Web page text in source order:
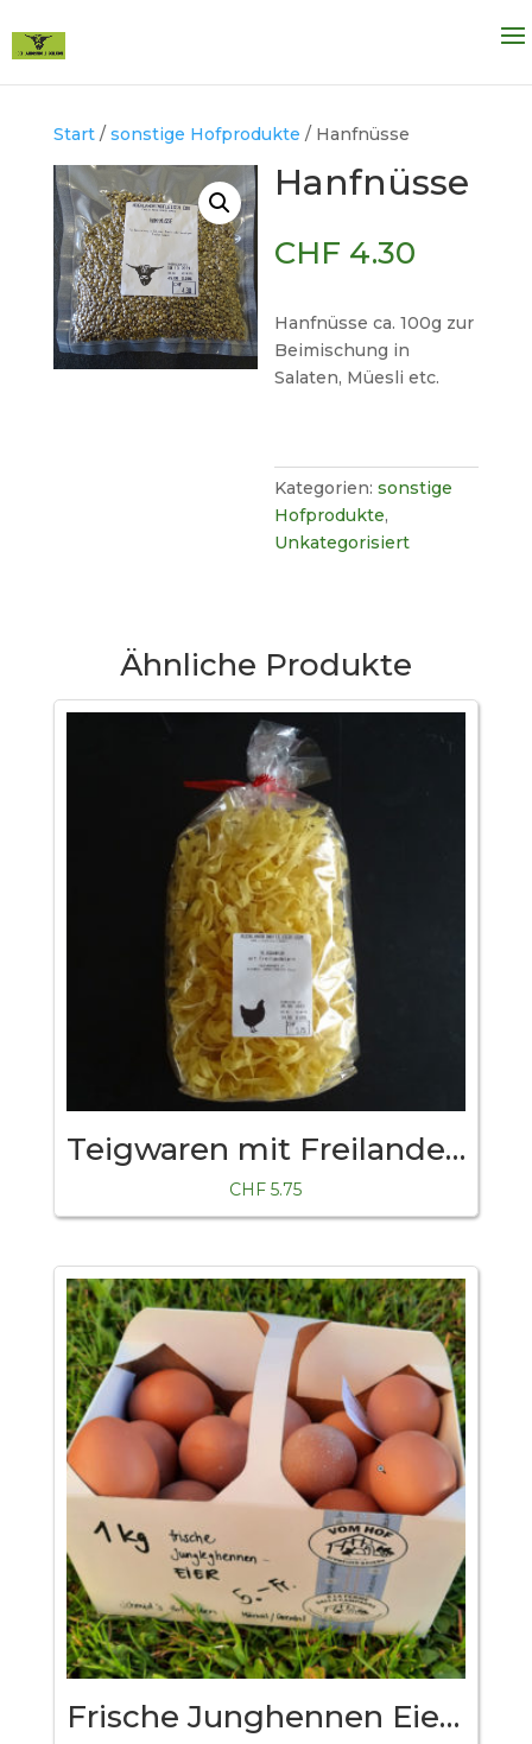
Start/ sonstige Hofprodukte / Hanfnüsse
Hanfnüsse
CHF 4.30
Hanfnüsse ca. 100g zur
Beimischung in
Salaten, Müesli etc.
Kategorien:sonstige
Hofprodukte,
Unkategorisiert
Ähnliche Produkte
Teigwaren mit Freilandeier natür
CHF5.75
Frische Junghennen Eier 1kg im praktischen Karton